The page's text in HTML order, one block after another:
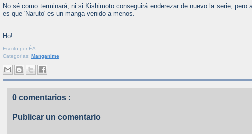
No sé como terminará, ni si Kishimoto conseguirá enderezar de nuevo la serie, pero
es que 'Naruto' es un manga venido a menos.
Ho!
Escrito por ÉA
Categorías: Manganime
0 comentarios :
Publicar un comentario